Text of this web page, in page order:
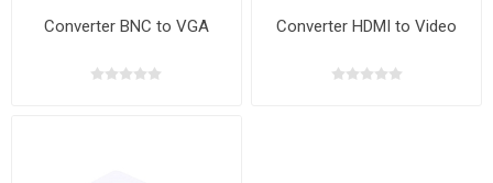
Converter BNC to VGA Converter HDMI to Video